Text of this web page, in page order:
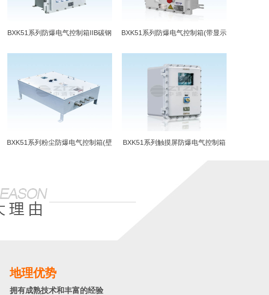
BXK51系列防爆电气控制箱IIB碳钢
BXK51系列防爆电气控制箱(带显示
BXK51系列粉尘防爆电气控制箱(壁
BXK51系列触摸屏防爆电气控制箱
地理优势
拥有成熟技术和丰富的经验